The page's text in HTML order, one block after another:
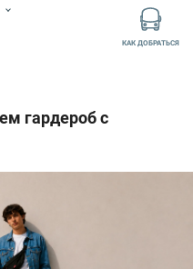
КАК ДОБРАТЬСЯ